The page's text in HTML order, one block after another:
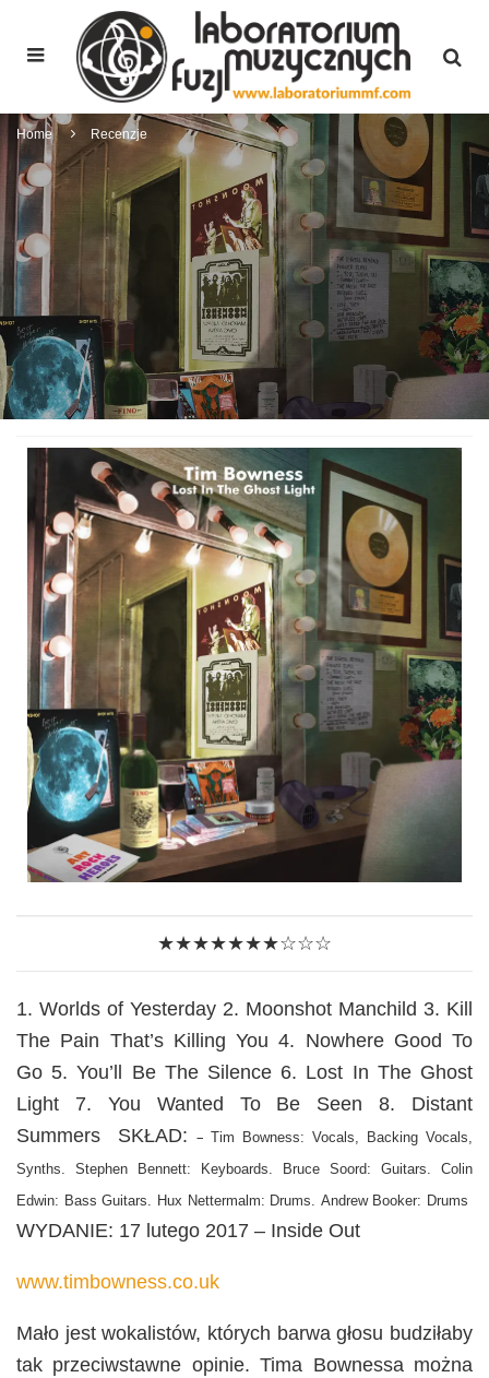
Home Recenzje
★★★★★★★☆☆☆
1. Worlds of Yesterday 2. Moonshot Manchild 3. Kill
The Pain That’s Killing You 4. Nowhere Good To
Go 5. You’ll Be The Silence 6. Lost In The Ghost
Light 7. You Wanted To Be Seen 8. Distant
Summers SKŁAD: – Tim Bowness: Vocals, Backing Vocals,
Synths. Stephen Bennett: Keyboards. Bruce Soord: Guitars. Colin
Edwin: Bass Guitars. Hux Nettermalm: Drums. Andrew Booker: Drums
WYDANIE: 17 lutego 2017 – Inside Out
www.timbowness.co.uk
Mało jest wokalistów, których barwa głosu budziłaby
tak przeciwstawne opinie. Tima Bownessa można